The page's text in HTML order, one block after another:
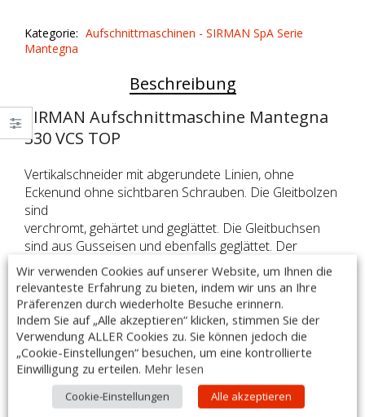
VCS
TOP
Kategorie: Aufschnittmaschinen - SIRMAN SpA Serie
Mantegna
Beschreibung
SIRMAN Aufschnittmaschine Mantegna
330 VCS TOP
Vertikalschneider mit abgerundete Linien, ohne
Eckenund ohne sichtbaren Schrauben. Die Gleitbolzen
sind
verchromt, gehärtet und geglättet. Die Gleitbuchsen
sind aus Gusseisen und ebenfalls geglättet. Der
Stoßschutz
auf Wagen aus vulkanisiertem Gummi gefertigt.
Abnehmbarer Scheibenhalter aus Edelstahl mit
Bajonett
Schnelleinspannung. Alle Kleinteile sind aus Edelstahl.
Untere Abdeckung, direkter Zugang zu den
elektrischen
Komponenten. Schleifvorrichtung mit unterem
Schutzbehälter.
Wir verwenden Cookies auf unserer Website, um Ihnen die
relevanteste Erfahrung zu bieten, indem wir uns an Ihre
Präferenzen durch wiederholte Besuche erinnern.
Indem Sie auf „Alle akzeptieren“ klicken, stimmen Sie der
Verwendung ALLER Cookies zu. Sie können jedoch die
„Cookie-Einstellungen“ besuchen, um eine kontrollierte
Einwilligung zu erteilen. Mehr lesen
Cookie-Einstellungen Alle akzeptieren